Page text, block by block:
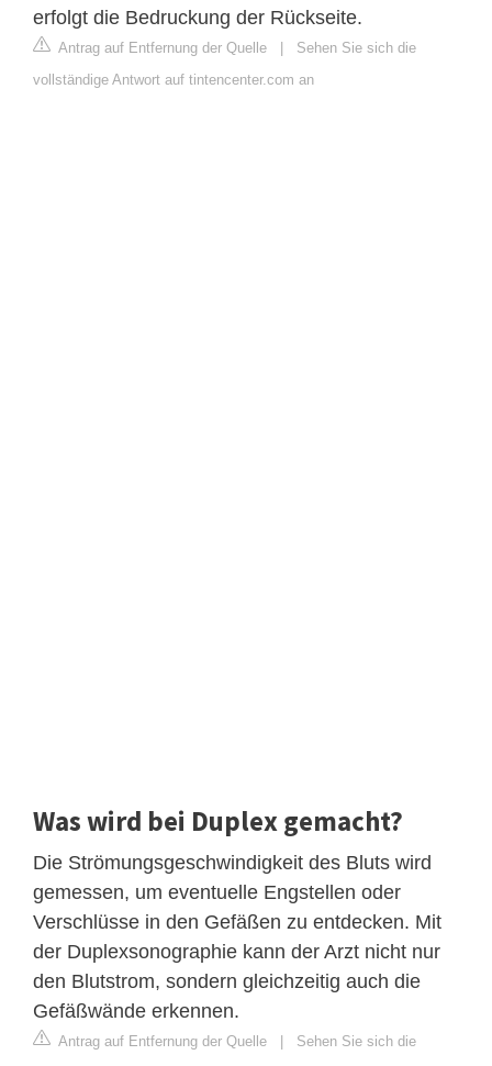
erfolgt die Bedruckung der Rückseite.
Antrag auf Entfernung der Quelle | Sehen Sie sich die
vollständige Antwort auf tintencenter.com an
Was wird bei Duplex gemacht?
Die Strömungsgeschwindigkeit des Bluts wird
gemessen, um eventuelle Engstellen oder
Verschlüsse in den Gefäßen zu entdecken. Mit
der Duplexsonographie kann der Arzt nicht nur
den Blutstrom, sondern gleichzeitig auch die
Gefäßwände erkennen.
Antrag auf Entfernung der Quelle | Sehen Sie sich die